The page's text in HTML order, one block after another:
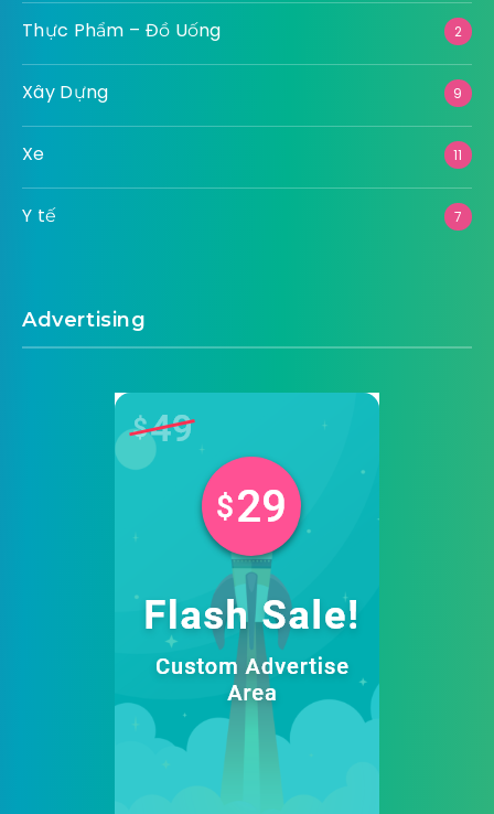
Thực Phẩm – Đồ Uống 2
Xây Dựng 9
Xe 11
Y tế 7
Advertising